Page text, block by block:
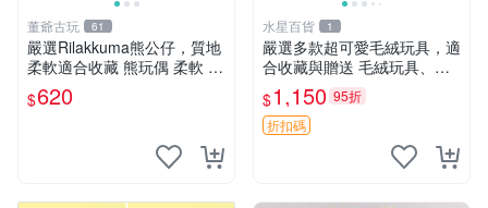
董爺古玩 61
嚴選Rilakkuma熊公仔，質地
柔軟適合收藏 熊玩偶 柔軟 公
仔 收藏
$620
水星百貨 1
嚴選多款超可愛毛絨玩具，適
合收藏與贈送 毛絨玩具、抱
枕、公仔
$1,150 95折
折扣碼